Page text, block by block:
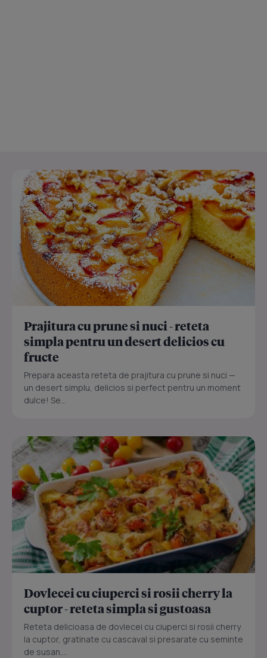
Prajitura cu prune si nuci - reteta
simpla pentru un desert delicios cu
fructe
Prepara aceasta reteta de prajitura cu prune si nuci —
un desert simplu, delicios si perfect pentru un moment
dulce! Se...
Dovlecei cu ciuperci si rosii cherry la
cuptor - reteta simpla si gustoasa
Reteta delicioasa de dovlecei cu ciuperci si rosii cherry
la cuptor, gratinate cu cascaval si presarate cu seminte
de susan....